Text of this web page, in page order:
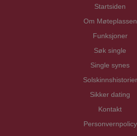
Startsiden
Om Møteplassen
Funksjoner
Søk single
Single synes
Solskinnshistorier
Sikker dating
Kontakt
Personvernpolicy